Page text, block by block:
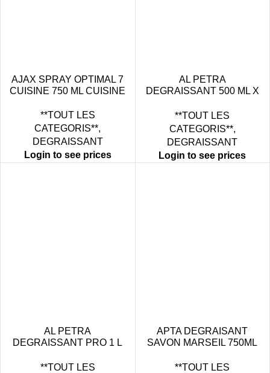
AJAX SPRAY OPTIMAL 7
CUISINE 750 ML CUISINE
**TOUT LES
CATEGORIS**,
DEGRAISSANT
Login to see prices
AL PETRA
DEGRAISSANT 500 ML X
**TOUT LES
CATEGORIS**,
DEGRAISSANT
Login to see prices
AL PETRA
DEGRAISSANT PRO 1 L
**TOUT LES
APTA DEGRAISANT
SAVON MARSEIL 750ML
**TOUT LES